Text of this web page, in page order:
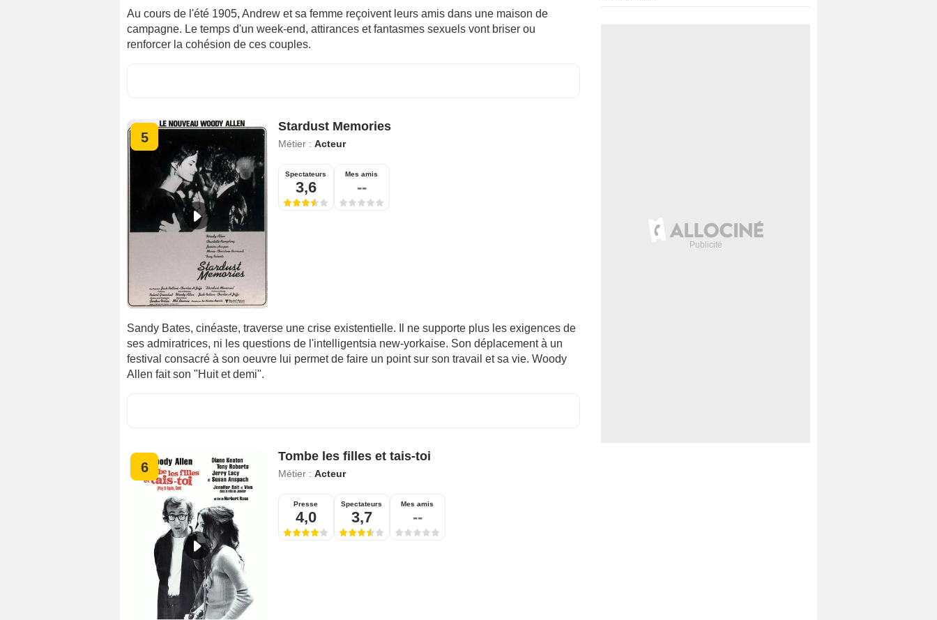
Au cours de l'été 1905, Andrew et sa femme reçoivent leurs amis dans une maison de
campagne. Le temps d'un week-end, attirances et fantasmes sexuels vont briser ou
renforcer la cohésion de ces couples.
5
Stardust Memories
Métier : Acteur
Spectateurs
3,6
Mes amis
--
Sandy Bates, cinéaste, traverse une crise existentielle. Il ne supporte plus les exigences de
ses admiratrices, ni les questions de l'intelligentsia new-yorkaise. Son déplacement à un
festival consacré à son oeuvre lui permet de faire un point sur son travail et sa vie. Woody
Allen fait son "Huit et demi".
6
Tombe les filles et tais-toi
Métier : Acteur
Presse
4,0
Spectateurs
3,7
Mes amis
--